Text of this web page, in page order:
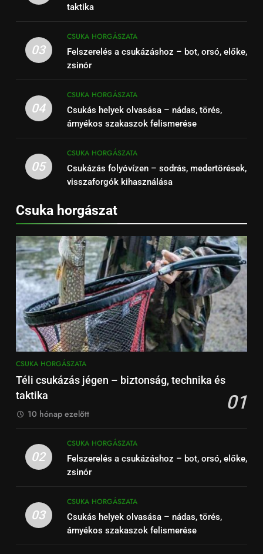
taktika
03
CSUKA HORGÁSZATA
Felszerelés a csukázáshoz – bot, orsó, előke,
zsinór
04
CSUKA HORGÁSZATA
Csukás helyek olvasása – nádas, törés,
árnyékos szakaszok felismerése
05
CSUKA HORGÁSZATA
Csukázás folyóvízen – sodrás, medertörések,
visszaforgók kihasználása
Csuka horgászat
CSUKA HORGÁSZATA
Téli csukázás jégen – biztonság, technika és
taktika
01
10 hónap ezelőtt
02
CSUKA HORGÁSZATA
Felszerelés a csukázáshoz – bot, orsó, előke,
zsinór
03
CSUKA HORGÁSZATA
Csukás helyek olvasása – nádas, törés,
árnyékos szakaszok felismerése